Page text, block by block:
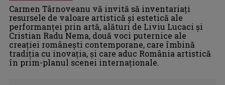
Carmen Târnoveanu vă invită să inventariaţi
resursele de valoare artistică şi estetică ale
performanţei prin artă, alături de Liviu Lucaci și
Cristian Radu Nema, două voci puternice ale
creației românești contemporane, care îmbină
tradiția cu inovația, și care aduc România artistică
în prim-planul scenei internaționale.